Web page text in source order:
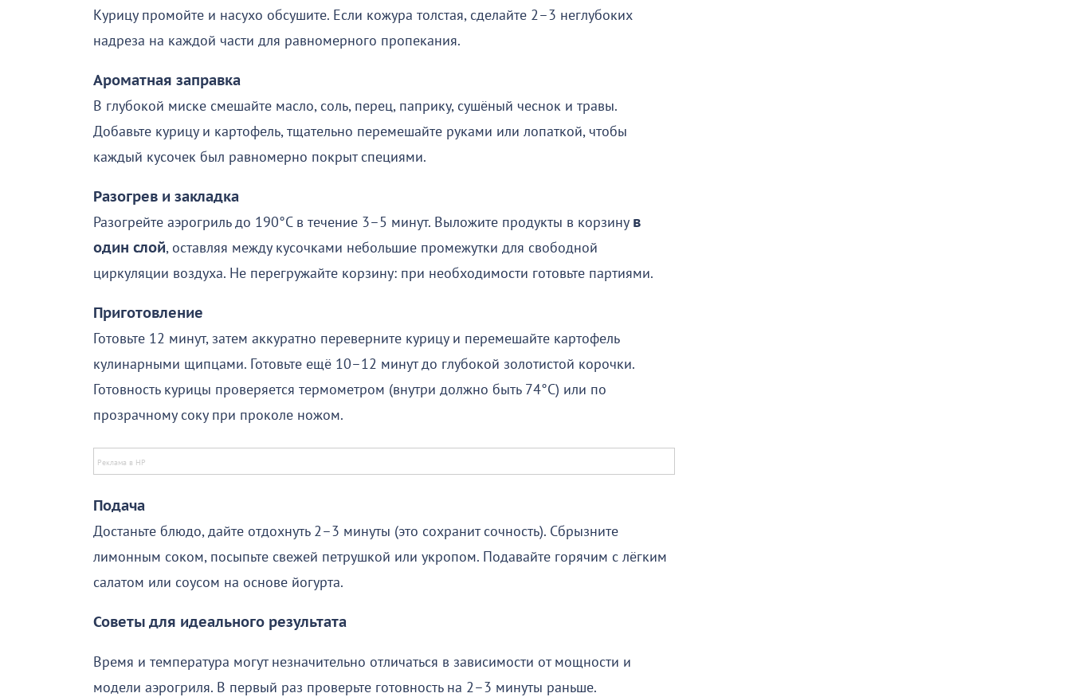
Курицу промойте и насухо обсушите. Если кожура толстая, сделайте 2–3 неглубоких
надреза на каждой части для равномерного пропекания.
Ароматная заправка
В глубокой миске смешайте масло, соль, перец, паприку, сушёный чеснок и травы.
Добавьте курицу и картофель, тщательно перемешайте руками или лопаткой, чтобы
каждый кусочек был равномерно покрыт специями.
Разогрев и закладка
Разогрейте аэрогриль до 190°C в течение 3–5 минут. Выложите продукты в корзину в
один слой, оставляя между кусочками небольшие промежутки для свободной
циркуляции воздуха. Не перегружайте корзину: при необходимости готовьте партиями.
Приготовление
Готовьте 12 минут, затем аккуратно переверните курицу и перемешайте картофель
кулинарными щипцами. Готовьте ещё 10–12 минут до глубокой золотистой корочки.
Готовность курицы проверяется термометром (внутри должно быть 74°C) или по
прозрачному соку при проколе ножом.
Подача
Достаньте блюдо, дайте отдохнуть 2–3 минуты (это сохранит сочность). Сбрызните
лимонным соком, посыпьте свежей петрушкой или укропом. Подавайте горячим с лёгким
салатом или соусом на основе йогурта.
Советы для идеального результата
Время и температура могут незначительно отличаться в зависимости от мощности и
модели аэрогриля. В первый раз проверьте готовность на 2–3 минуты раньше.